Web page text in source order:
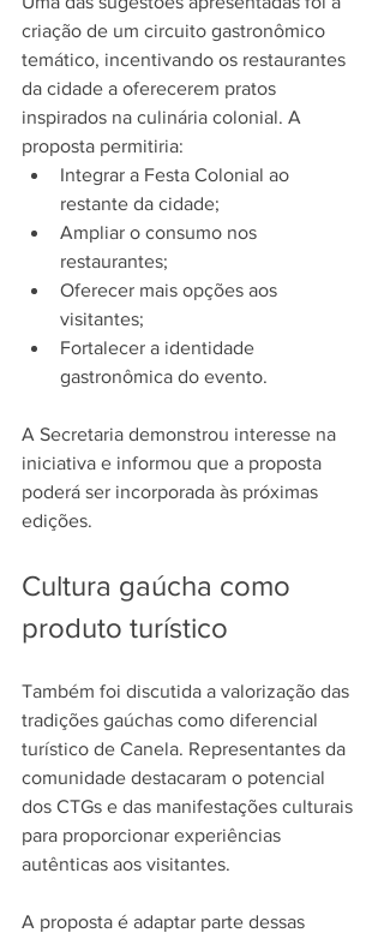
criação de um circuito gastronômico
temático, incentivando os restaurantes
da cidade a oferecerem pratos
inspirados na culinária colonial. A
proposta permitiria:
Integrar a Festa Colonial ao
restante da cidade;
Ampliar o consumo nos
restaurantes;
Oferecer mais opções aos
visitantes;
Fortalecer a identidade
gastronômica do evento.
A Secretaria demonstrou interesse na
iniciativa e informou que a proposta
poderá ser incorporada às próximas
edições.
Cultura gaúcha como
produto turístico
Também foi discutida a valorização das
tradições gaúchas como diferencial
turístico de Canela. Representantes da
comunidade destacaram o potencial
dos CTGs e das manifestações culturais
para proporcionar experiências
autênticas aos visitantes.
A proposta é adaptar parte dessas